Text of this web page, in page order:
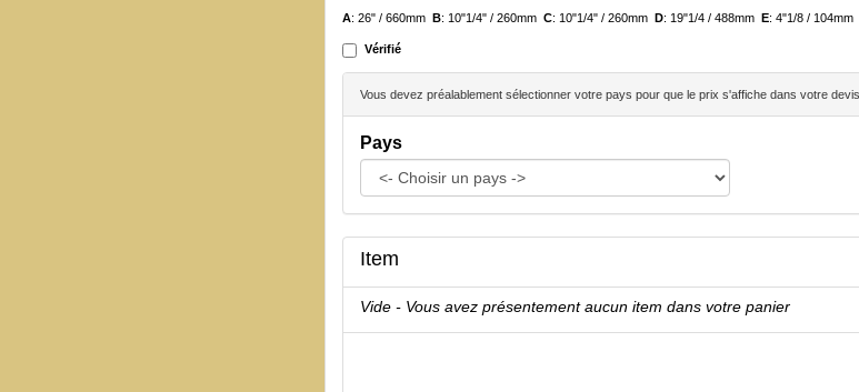
A: 26" / 660mm B: 10"1/4" / 260mm C: 10"1/4" / 260mm D: 19"1/4 / 488mm E: 4"1/8 / 104mm
Vérifié
Vous devez préalablement sélectionner votre pays pour que le prix s'affiche dans votre
Pays
Item
Vide - Vous avez présentement aucun item dans votre panier